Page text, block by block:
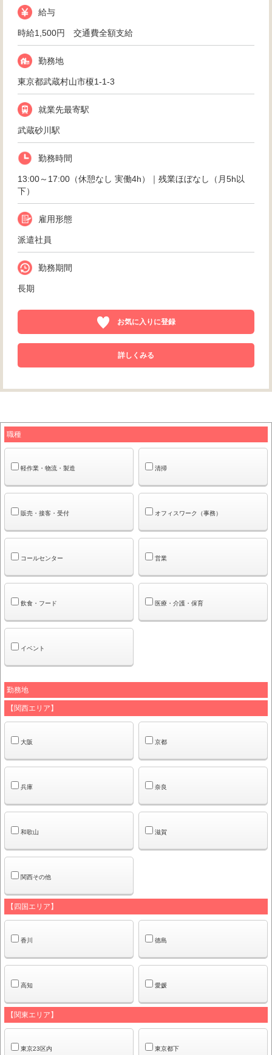
給与
時給1,500円 交通費全額支給
勤務地
東京都武蔵村山市榎1-1-3
就業先最寄駅
武蔵砂川駅
勤務時間
13:00～17:00（休憩なし 実働4h）｜残業ほぼなし（月5h以
下）
雇用形態
派遣社員
勤務期間
長期
お気に入りに登録
詳しくみる
職種
軽作業・物流・製造 清掃
販売・接客・受付 オフィスワーク（事務）
コールセンター 営業
飲食・フード 医療・介護・保育
イベント
勤務地
【関西エリア】
大阪 京都
兵庫 奈良
和歌山 滋賀
関西その他
【四国エリア】
徳島
香川
愛媛
高知
【関東エリア】
東京23区内 東京都下